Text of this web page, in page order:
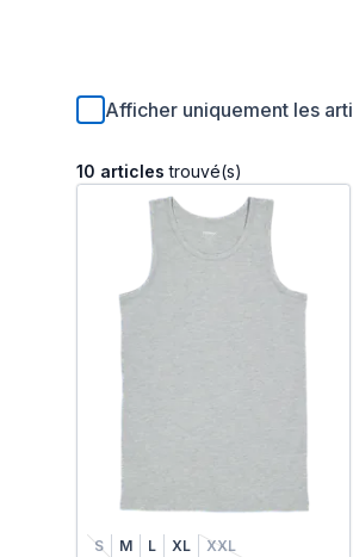
Afficher uniquement les
10 articles trouvé(s)
S M L XL XXL